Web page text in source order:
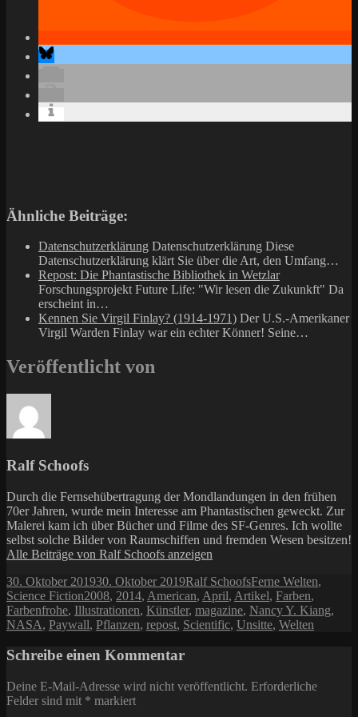
Ähnliche Beiträge:
Datenschutzerklärung Datenschutzerklärung Diese
Datenschutzerklärung klärt Sie über die Art, den Umfang…
Repost: Die Phantastische Bibliothek in Wetzlar
Forschungsprojekt Future Life: "Wir lesen die Zukunkft" Da
erscheint in…
Kennen Sie Virgil Finlay? (1914-1971) Der U.S.-Amerikaner
Virgil Warden Finlay war ein echter Könner! Seine…
Veröffentlicht von
Ralf Schoofs
Durch die Fernsehübertragung der Mondlandungen in den frühen
70er Jahren, wurde mein Interesse am Phantastischen geweckt. Zur
Malerei kam ich über Bücher und Filme des SF-Genres. Ich wollte
selbst solche Bilder von Raumschiffen und fremden Wesen besitzen!
Alle Beiträge von Ralf Schoofs anzeigen
Veröffentlicht
am
30. Oktober 201930. Oktober 2019Autor
Ralf SchoofsKategorien
Ferne Welten,
Science FictionSchlagwörter
2008, 2014, American, April, Artikel, Farben,
Farbenfrohe, Illustrationen, Künstler, magazine, Nancy Y. Kiang,
NASA, Paywall, Pflanzen, repost, Scientific, Unsitte, Welten
Schreibe einen Kommentar
Deine E-Mail-Adresse wird nicht veröffentlicht. Erforderliche
Felder sind mit * markiert